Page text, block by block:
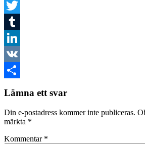
Facebook
Twitter
Tumblr
LinkedIn
VK
Lämna ett svar
Din e-postadress kommer inte publiceras.
märkta *
Kommentar *